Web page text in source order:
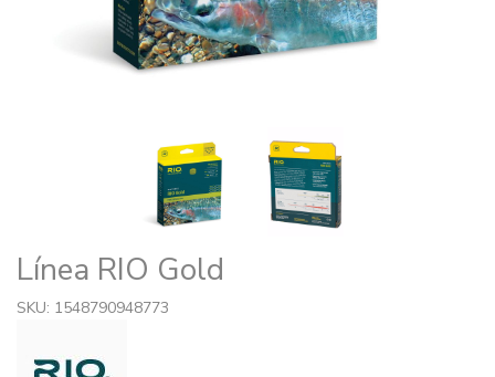
Línea RIO Gold
SKU: 1548790948773